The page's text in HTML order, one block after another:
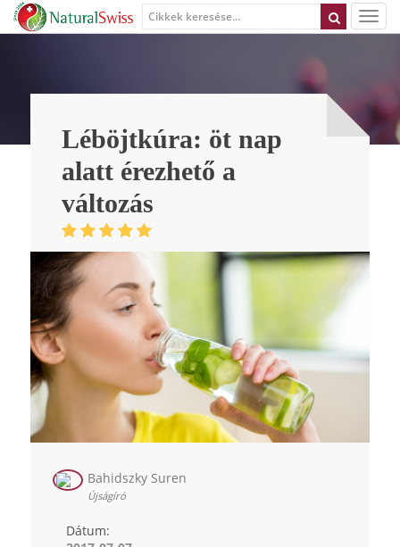
Léböjtkúra: öt nap
alatt érezhető a
változás
Bahidszky Suren
Újságíró
Dátum: